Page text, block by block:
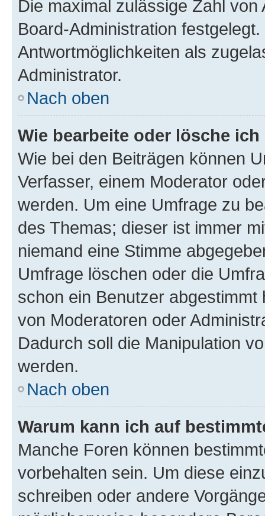
Die maximal zulässige Zahl
Board-Administration
Antwortmöglichkeiten als
Administrator.
Nach oben
Wie bearbeite oder lösche
Wie bei den Beiträgen können
Verfasser, einem Moderator
werden. Um eine Umfrage zu
des Themas; dieser ist immer
niemand eine Stimme
Umfrage löschen oder die
schon ein Benutzer
von Moderatoren oder
Dadurch soll die Manipulation
werden.
Nach oben
Warum kann ich auf
Manche Foren können
vorbehalten sein. Um diese
schreiben oder andere